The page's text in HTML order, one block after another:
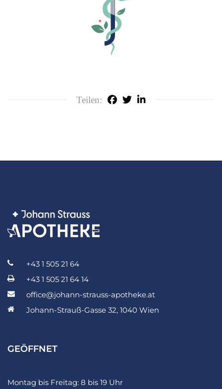
Teilen:
+43 1 505 21 64
+43 1 505 21 64 14
office@johann-strauss-apotheke.at
Johann-Strauß-Gasse 32, 1040 Wien
GEÖFFNET
Montag bis Freitag: 8 bis 19 Uhr